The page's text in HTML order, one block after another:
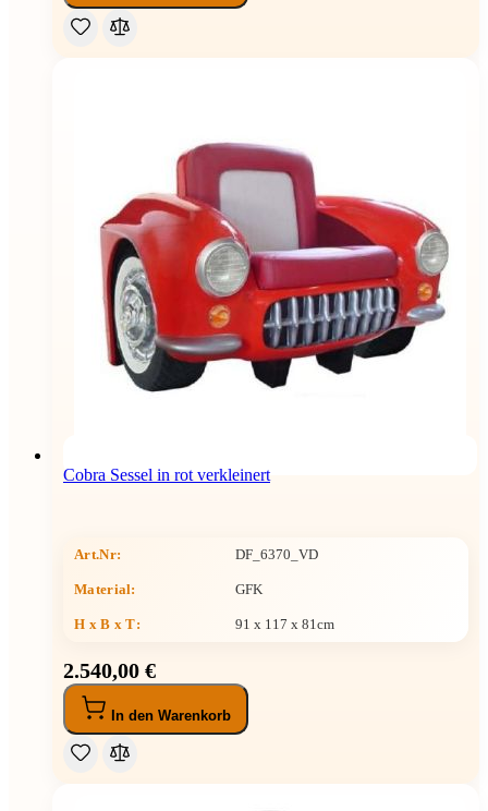
Cobra Sessel in rot verkleinert
Art.Nr: DF_6370_VD
Material: GFK
H x B x T: 91 x 117 x 81cm
2.540,00 €
In den Warenkorb